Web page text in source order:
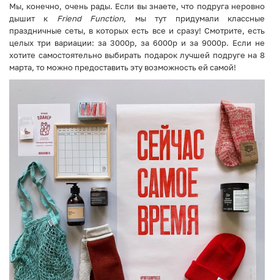
Мы, конечно, очень рады. Если вы знаете, что подруга неровно
дышит к Friend Function, мы тут придумали классные
праздничные сеты, в которых есть все и сразу! Смотрите, есть
целых три вариации: за 3000р, за 6000р и за 9000р. Если не
хотите самостоятельно выбирать подарок лучшей подруге на 8
марта, то можно предоставить эту возможность ей самой!